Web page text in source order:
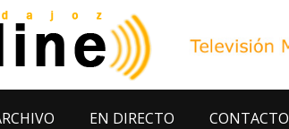
EN DIRECTO CONTACTO